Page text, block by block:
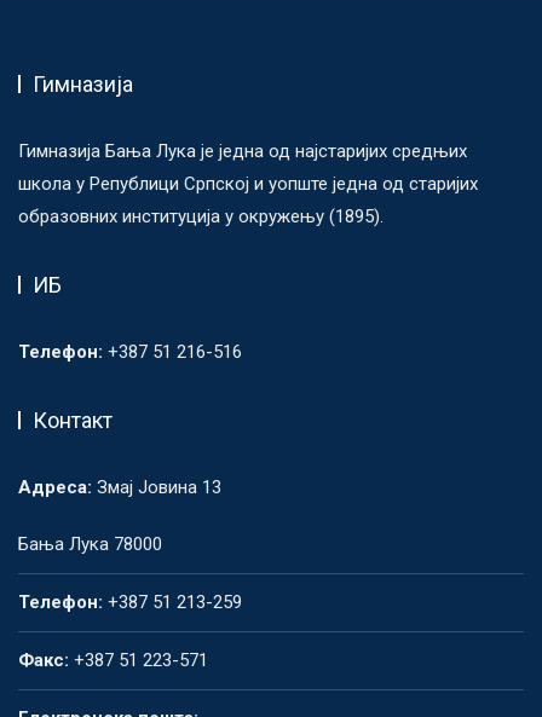
Гимназија
Гимназија Бања Лука је једна од најстаријих средњих
школа у Републици Српској и уопште једна од старијих
образовних институција у окружењу (1895).
ИБ
Телефон: +387 51 216-516
Контакт
Адреса: Змај Јовина 13
Бања Лука 78000
Телефон: +387 51 213-259
Факс: +387 51 223-571